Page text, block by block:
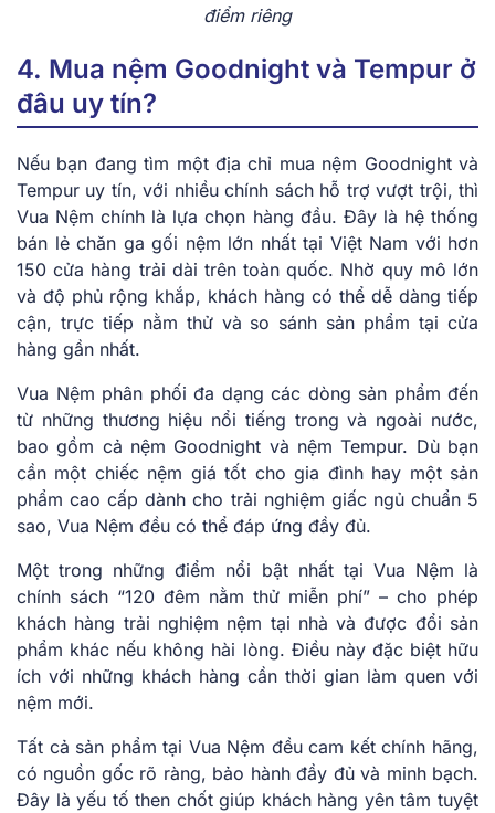
điểm riêng
4. Mua nệm Goodnight và Tempur ở
đâu uy tín?
Nếu bạn đang tìm một địa chỉ mua nệm Goodnight và
Tempur uy tín, với nhiều chính sách hỗ trợ vượt trội, thì
Vua Nệm chính là lựa chọn hàng đầu. Đây là hệ thống
bán lẻ chăn ga gối nệm lớn nhất tại Việt Nam với hơn
150 cửa hàng trải dài trên toàn quốc. Nhờ quy mô lớn
và độ phủ rộng khắp, khách hàng có thể dễ dàng tiếp
cận, trực tiếp nằm thử và so sánh sản phẩm tại cửa
hàng gần nhất.
Vua Nệm phân phối đa dạng các dòng sản phẩm đến
từ những thương hiệu nổi tiếng trong và ngoài nước,
bao gồm cả nệm Goodnight và nệm Tempur. Dù bạn
cần một chiếc nệm giá tốt cho gia đình hay một sản
phẩm cao cấp dành cho trải nghiệm giấc ngủ chuẩn 5
sao, Vua Nệm đều có thể đáp ứng đầy đủ.
Một trong những điểm nổi bật nhất tại Vua Nệm là
chính sách “120 đêm nằm thử miễn phí” – cho phép
khách hàng trải nghiệm nệm tại nhà và được đổi sản
phẩm khác nếu không hài lòng. Điều này đặc biệt hữu
ích với những khách hàng cần thời gian làm quen với
nệm mới.
Tất cả sản phẩm tại Vua Nệm đều cam kết chính hãng,
có nguồn gốc rõ ràng, bảo hành đầy đủ và minh bạch.
Đây là yếu tố then chốt giúp khách hàng yên tâm tuyệt